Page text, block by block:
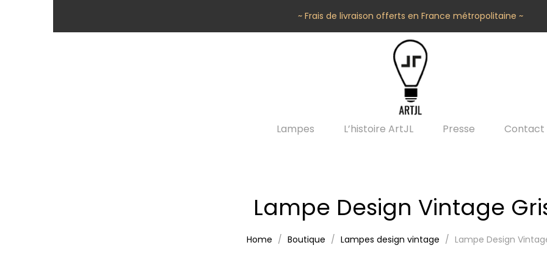
~ Frais de livraison offerts en France métropolitaine ~
Lampes L’histoire ArtJL Presse Contact
Lampe Design Vintage
Home Boutique Lampes design vintage Lampe Design